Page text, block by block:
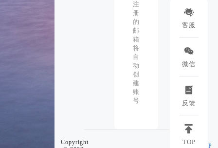
注
册
的
邮
箱
将
自
动
创
建
账
号
Copyright
EMP

客服

微信

反馈

TOP